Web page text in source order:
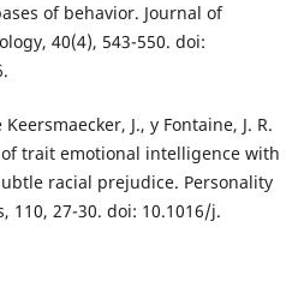
of behavior. Journal of
40(4), 543-550. doi:
J., y Fontaine, J. R.
of trait emotional intelligence with
racial prejudice. Personality
110, 27-30. doi: 10.1016/j.